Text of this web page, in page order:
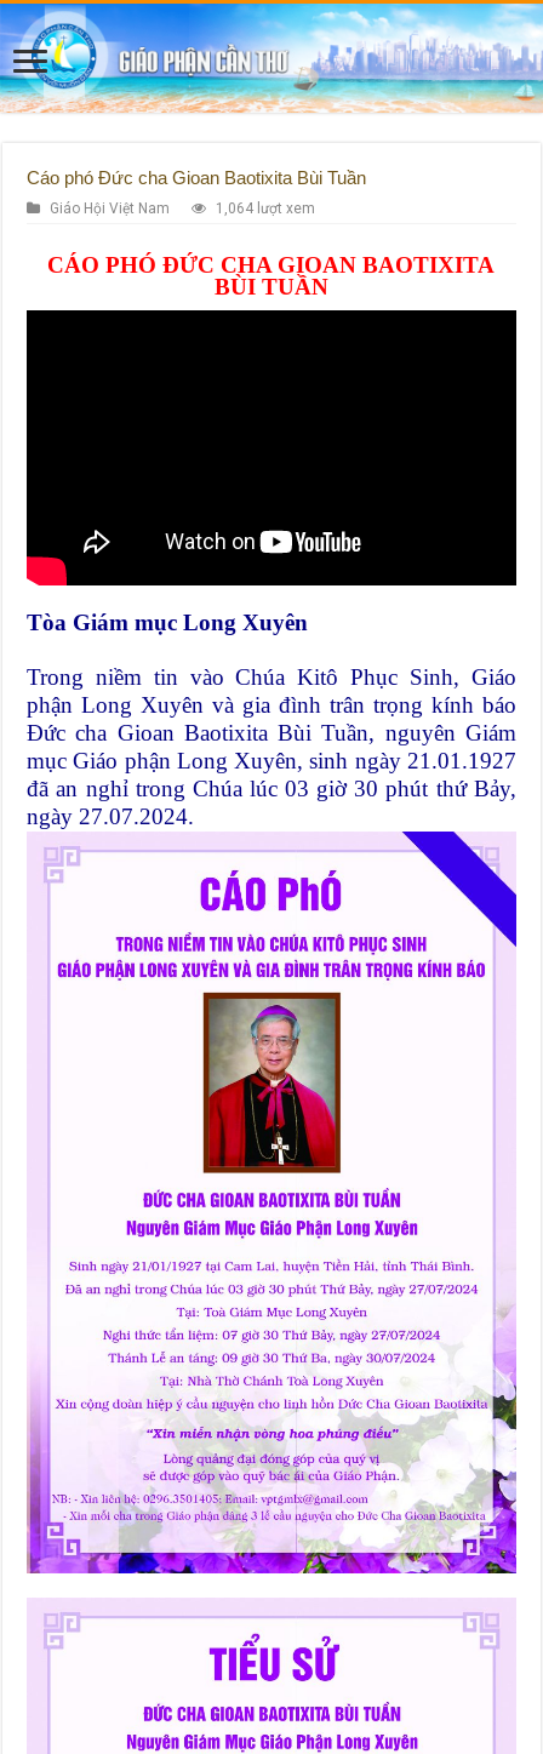
Cáo phó Đức cha Gioan Baotixita Bùi Tuần
Giáo Hội Việt Nam 1,064 lượt xem
CÁO PHÓ ĐỨC CHA GIOAN BAOTIXITA
BÙI TUẦN
Tòa Giám mục Long Xuyên
Trong niềm tin vào Chúa Kitô Phục Sinh, Giáo
phận Long Xuyên và gia đình trân trọng kính báo
Đức cha Gioan Baotixita Bùi Tuần, nguyên Giám
mục Giáo phận Long Xuyên, sinh ngày 21.01.1927
đã an nghỉ trong Chúa lúc 03 giờ 30 phút thứ Bảy,
ngày 27.07.2024.